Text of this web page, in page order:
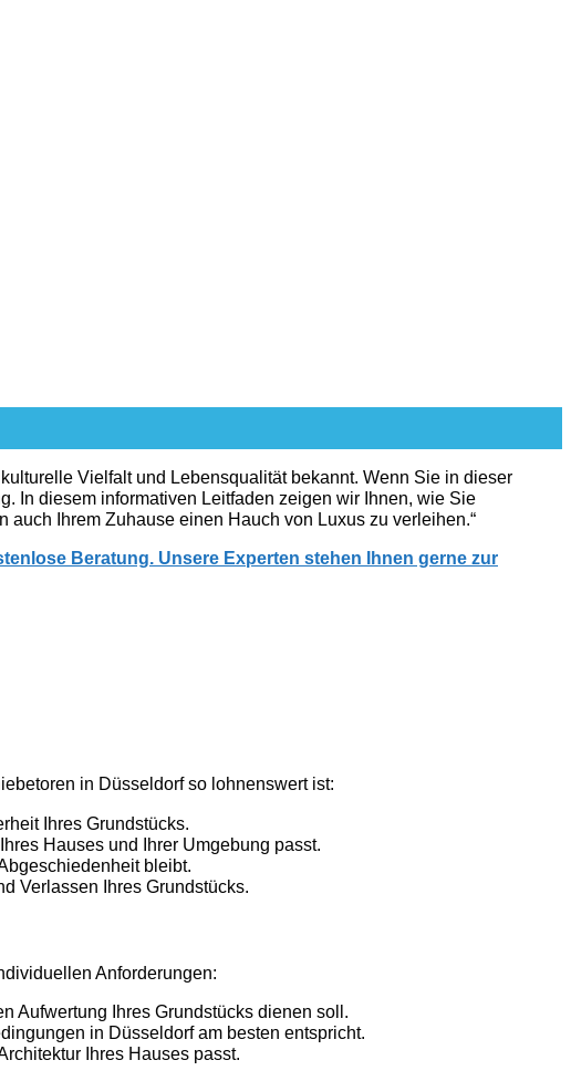
Vielfalt und Lebensqualität bekannt. Wenn Sie in dieser
In diesem informativen Leitfaden zeigen wir Ihnen, wie Sie
Ihrem Zuhause einen Hauch von Luxus zu verleihen.“
Beratung. Unsere Experten stehen Ihnen gerne zur
in Düsseldorf so lohnenswert ist:
Ihres Grundstücks.
Hauses und Ihrer Umgebung passt.
bleibt.
Verlassen Ihres Grundstücks.
Anforderungen:
Aufwertung Ihres Grundstücks dienen soll.
in Düsseldorf am besten entspricht.
Ihres Hauses passt.